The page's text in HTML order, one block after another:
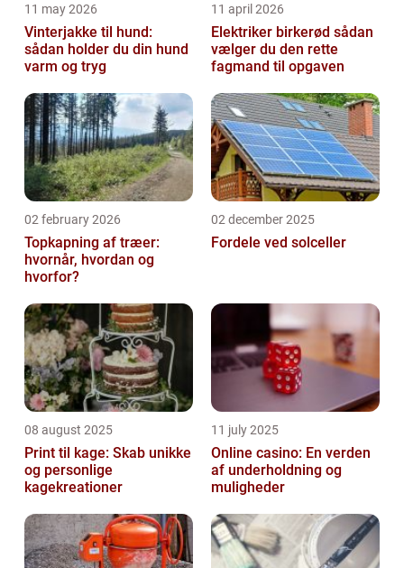
11 may 2026
Vinterjakke til hund:
sådan holder du din hund
varm og tryg
11 april 2026
Elektriker birkerød sådan
vælger du den rette
fagmand til opgaven
02 february 2026
Topkapning af træer:
hvornår, hvordan og
hvorfor?
02 december 2025
Fordele ved solceller
08 august 2025
Print til kage: Skab unikke
og personlige
kagekreationer
11 july 2025
Online casino: En verden
af underholdning og
muligheder